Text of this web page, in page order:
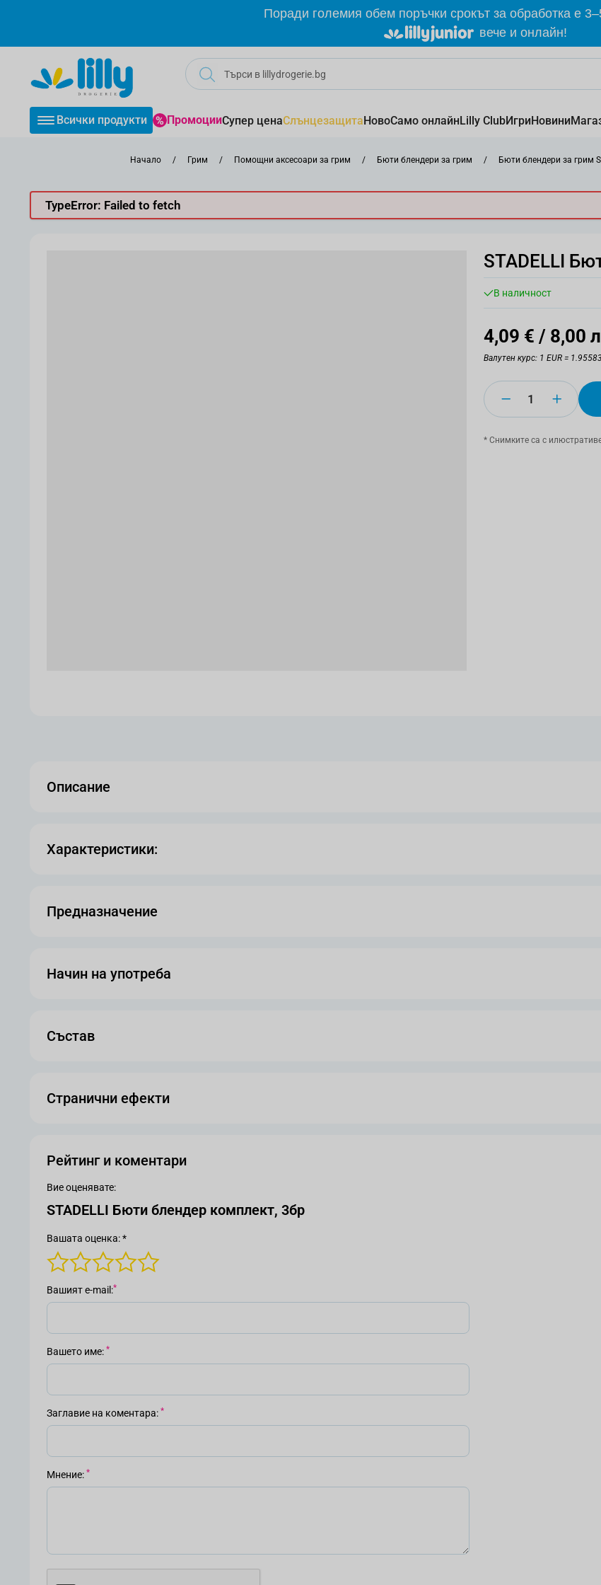
Поради големия обем поръчки срокът за обработка е
вече и онлайн!
Всички продукти ПромоцииСупер ценаСлънцезащитаНовоСамо онлайнLilly ClubИгриНовини
Начало / Грим / Помощни аксесоари за грим / Бюти блендери за грим / Бюти блендери за грим
TypeError: Failed to fetch
STADELLI
В наличност
4,09 € / 8,00
Валутен курс: 1 EUR =
Количество
* Снимките са с
Описание
Характеристики:
Предназначение
Начин на употреба
Състав
Странични ефекти
Рейтинг и коментари
Вие оценявате:
STADELLI Бюти блендер комплект, 3бр
Вашата оценка: *
Вашият е-mail
Вашето име
Заглавие на коментара
Мнение